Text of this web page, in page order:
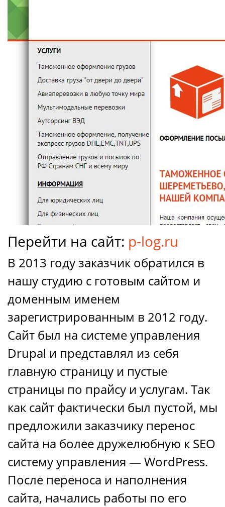
Перейти на сайт: p-log.ru
В 2013 году заказчик обратился в
нашу студию с готовым сайтом и
доменным именем
зарегистрированным в 2012 году.
Сайт был на системе управления
Drupal и представлял из себя
главную страницу и пустые
страницы по прайсу и услугам. Так
как сайт фактически был пустой, мы
предложили заказчику перенос
сайта на более дружелюбную к SEO
систему управления — WordPress.
После переноса и наполнения
сайта, начались работы по его